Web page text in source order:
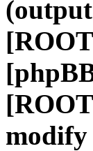
modify